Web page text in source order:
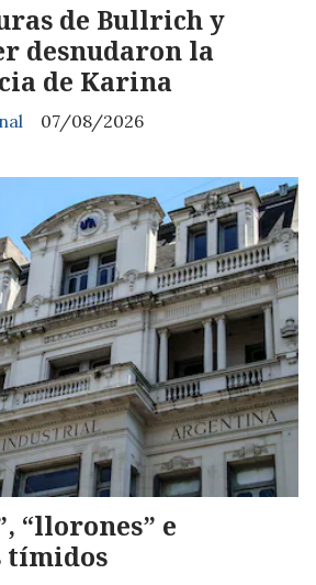
de Bullrich y
desnudaron la
de Karina
07/08/2026
“llorones” e
tímidos